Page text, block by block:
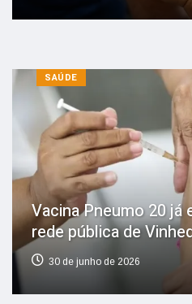
SAÚDE
Vacina Pneumo 20 já
rede pública de
30 de junho de 2026